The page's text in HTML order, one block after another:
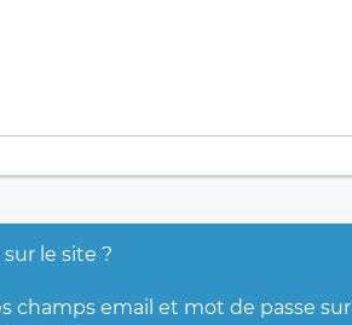
le site ?
champs email et mot de passe sur